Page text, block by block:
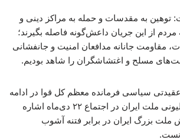
توهین به مقدسات و حمله به مراکز دینی و
از این جریان داعش‌گونه فاصله بگیرند؛
مقاومت جانانه مدافعان امنیت و جانفشانی
مسلح و اغتشاشگران را شاهد بودیم.
سیاسی فرمانده معظم کل قوا در ادامه
به حضور پرشور و میلیونی ملت ایران در اجتماع ۲۲ دی‌ماه اشاره
ملت بزرگ ایران در برابر فتنه آشوب